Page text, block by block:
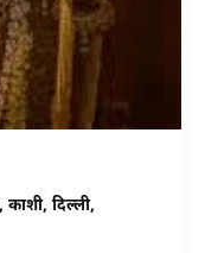
दिल्ली,